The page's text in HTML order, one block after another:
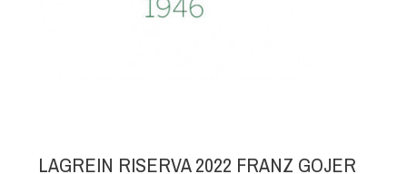
LAGREIN RISERVA 2022 FRANZ GOJER